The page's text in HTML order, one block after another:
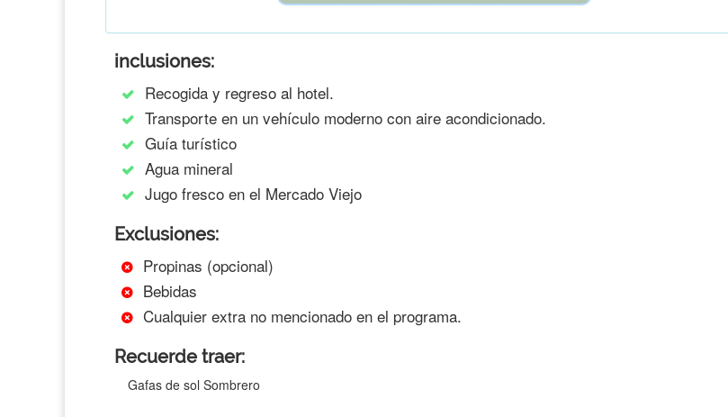
inclusiones:
Recogida y regreso al hotel.
Transporte en un vehículo moderno con aire acondicionado.
Guía turístico
Agua mineral
Jugo fresco en el Mercado Viejo
Exclusiones:
Propinas (opcional)
Bebidas
Cualquier extra no mencionado en el programa.
Recuerde traer:
Gafas de sol Sombrero